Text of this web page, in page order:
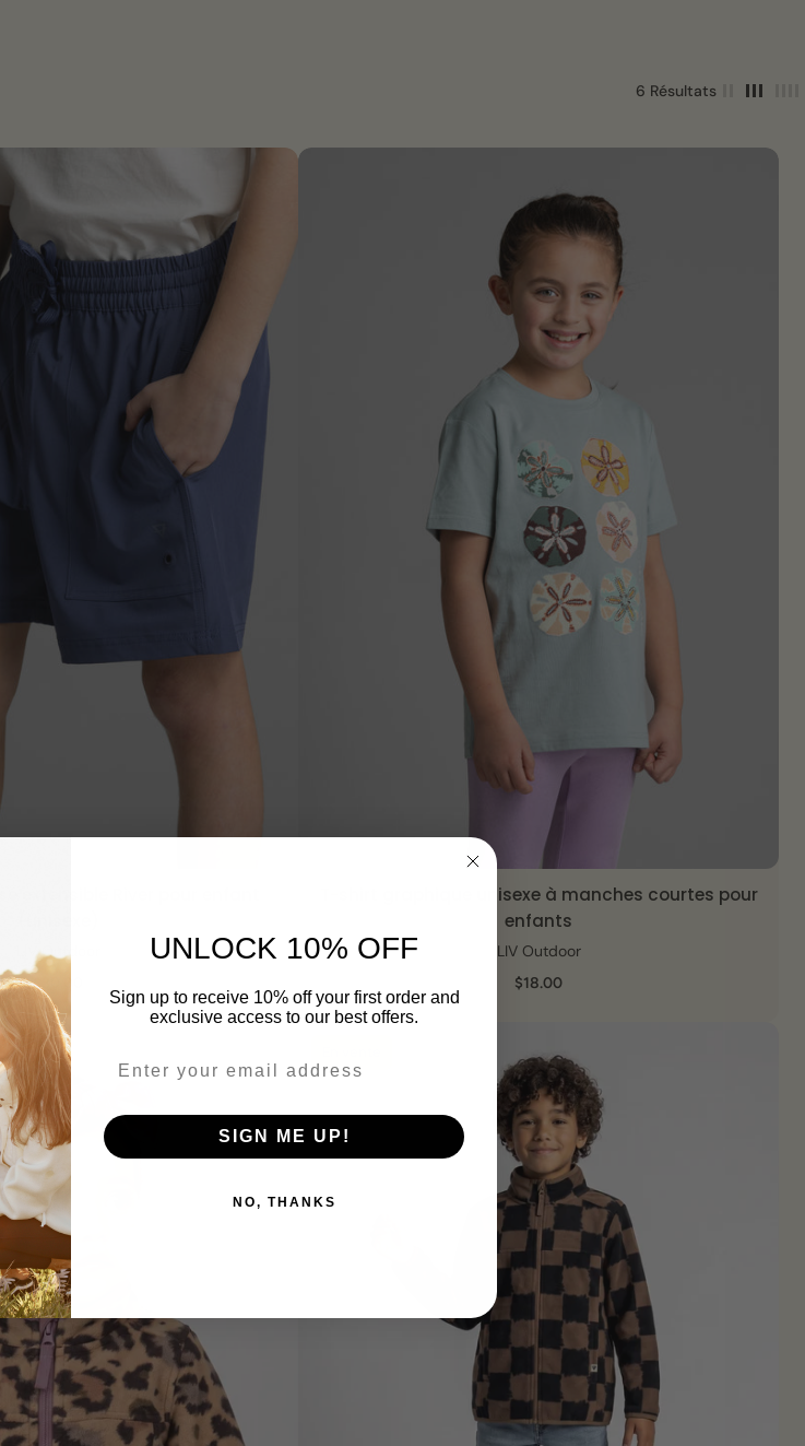
6 Résultats
LIV Outdoor
$30.00
VUE RAPIDE
T-shirt graphique unisexe à manches courtes pour
enfants
LIV Outdoor
$18.00
UNLOCK 10% OFF
Sign up to receive 10% off your first order and
exclusive access to our best offers.
SIGN ME UP!
NO, THANKS